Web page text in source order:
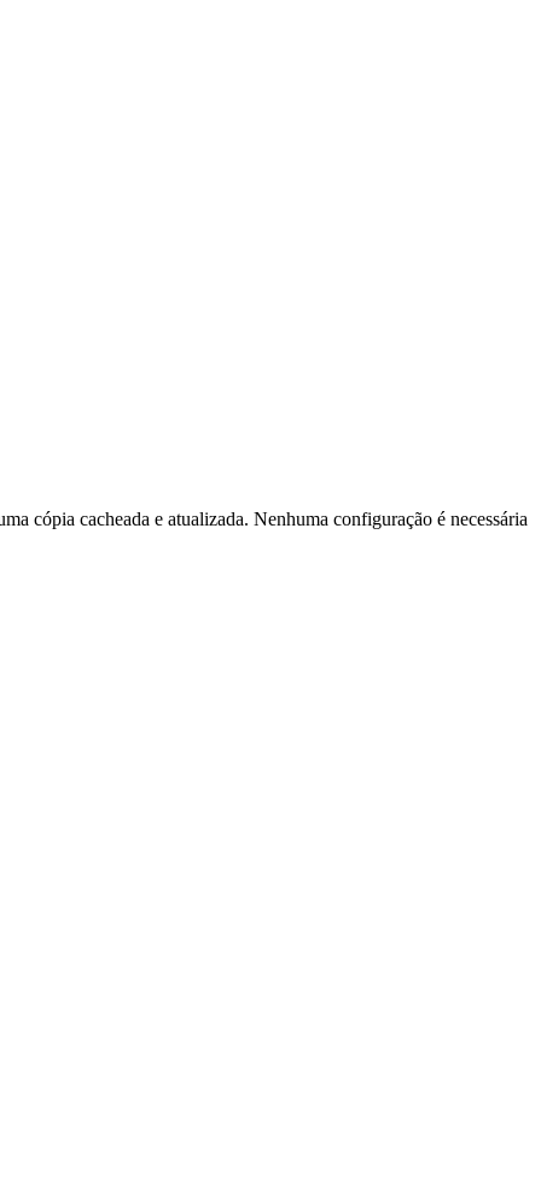
cópia cacheada e atualizada. Nenhuma configuração é necessária